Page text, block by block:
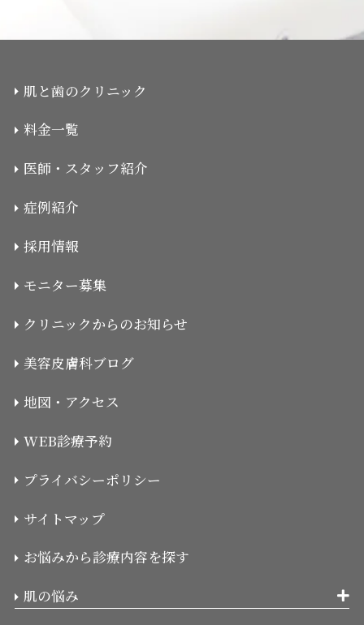
肌と歯のクリニック
料金一覧
医師・スタッフ紹介
症例紹介
採用情報
モニター募集
クリニックからのお知らせ
美容皮膚科ブログ
地図・アクセス
WEB診療予約
プライバシーポリシー
サイトマップ
お悩みから診療内容を探す
肌の悩み